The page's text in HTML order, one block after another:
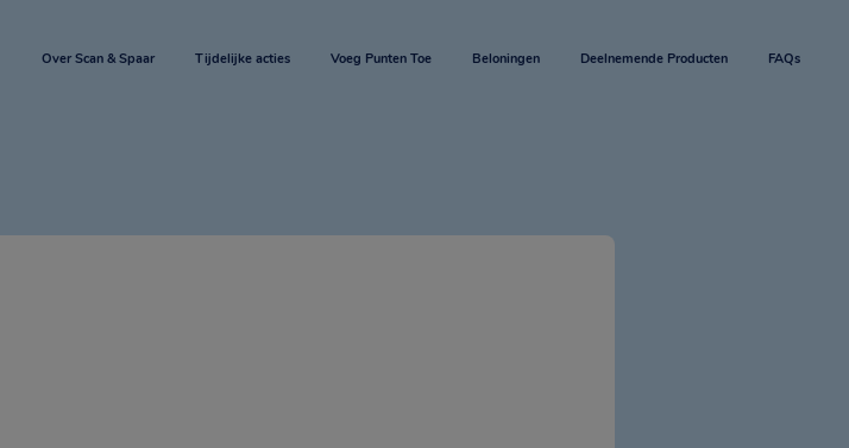
Over Scan & Spaar Tijdelijke acties Voeg Punten Toe Beloningen Deelnemende Producten FAQs